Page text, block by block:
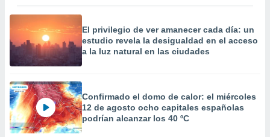
El privilegio de ver amanecer cada día: un
estudio revela la desigualdad en el acceso
a la luz natural en las ciudades
Confirmado el domo de calor: el miércoles
12 de agosto ocho capitales españolas
podrían alcanzar los 40 ºC